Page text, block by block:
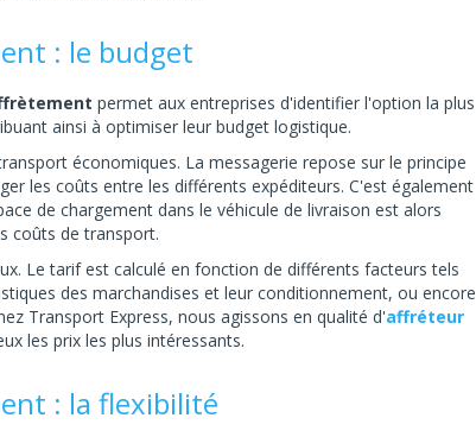
: le budget
permet aux entreprises d'identifier l'option la plus
ainsi à optimiser leur budget logistique.
économiques. La messagerie repose sur le principe
les coûts entre les différents expéditeurs. C'est également
de chargement dans le véhicule de livraison est alors
coûts de transport.
Le tarif est calculé en fonction de différents facteurs tels
des marchandises et leur conditionnement, ou encore
Transport Express, nous agissons en qualité d'affréteur
les prix les plus intéressants.
: la flexibilité